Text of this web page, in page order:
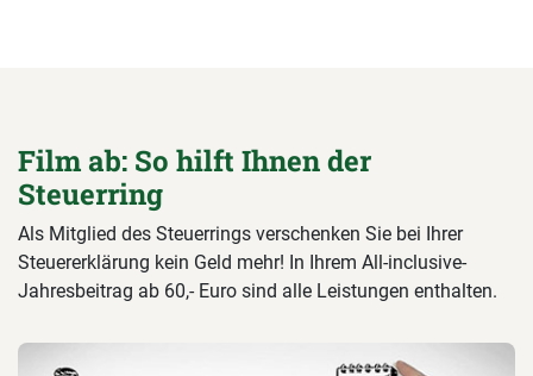
Film ab: So hilft Ihnen der
Steuerring
Als Mitglied des Steuerrings verschenken Sie bei Ihrer
Steuererklärung kein Geld mehr! In Ihrem All-inclusive-
Jahresbeitrag ab 60,- Euro sind alle Leistungen enthalten.